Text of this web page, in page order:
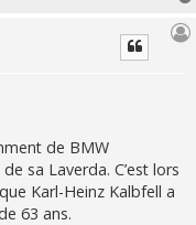
de BMW
sa Laverda. C’est lors
Karl-Heinz Kalbfell a
63 ans.